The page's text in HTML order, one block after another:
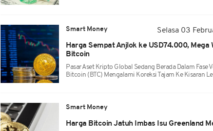
Smart Money
Selasa 03
Harga Sempat Anjlok ke USD74.000, Mega
Bitcoin
Pasar Aset Kripto Global Sedang Berada Dalam Fase
Bitcoin (BTC) Mengalami Koreksi Tajam Ke Kisaran
Smart Money
Harga Bitcoin Jatuh Imbas Isu Greenland